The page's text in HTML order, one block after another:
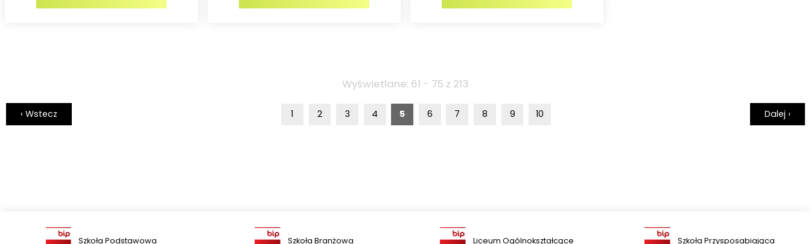
Wyświetlane: 61 - 75 z 213
‹ Wstecz 1 2 3 4 5 6 7 8 9 10 Dalej ›
Szkoła Podstawowa Szkoła Branżowa Liceum Ogólnokształcące Szkoła Przysposabiająca